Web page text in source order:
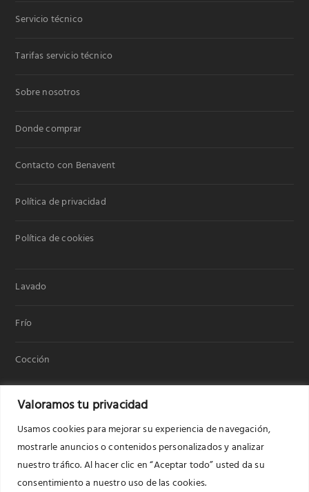
Valoramos tu privacidad
Usamos cookies para mejorar su experiencia de navegación,
mostrarle anuncios o contenidos personalizados y analizar
nuestro tráfico. Al hacer clic en “Aceptar todo” usted da su
consentimiento a nuestro uso de las cookies.
Servicio técnico
Tarifas servicio técnico
Sobre nosotros
Donde comprar
Contacto con Benavent
Política de privacidad
Política de cookies
Lavado
Frío
Cocción